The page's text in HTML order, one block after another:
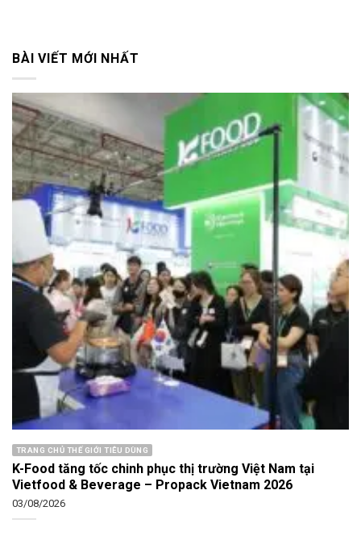
BÀI VIẾT MỚI NHẤT
TRANG CHỦ THẾ GIỚI TIÊU DÙNG
K-Food tăng tốc chinh phục thị trường Việt Nam tại
Vietfood & Beverage – Propack Vietnam 2026
03/08/2026